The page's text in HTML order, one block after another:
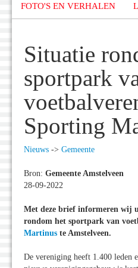
FOTO'S EN VERHALEN
Situatie
sportpark
Sporting
Nieuws -> Gemeente
Bron: Gemeente Amstelveen
28-09-2022
Met deze brief informeren wij
rondom het sportpark van
Martinus te Amstelveen.
De vereniging heeft 1.400 leden